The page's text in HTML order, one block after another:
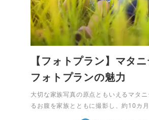
【フォトプラン】マタ
フォトプランの魅力
大切な家族写真の原点ともいえるマタ
るお腹を家族とともに撮影し、約10カ